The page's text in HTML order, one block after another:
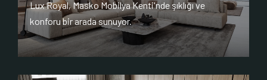
Lux Royal, Masko Mobilya Kenti'nde şıklığı ve
konforu bir arada sunuyor.